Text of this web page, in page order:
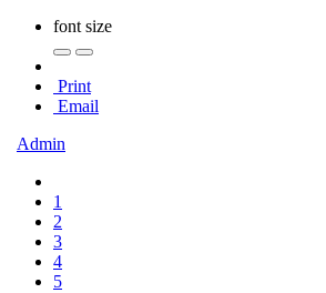
font size
Print
Email
Admin
1
2
3
4
5